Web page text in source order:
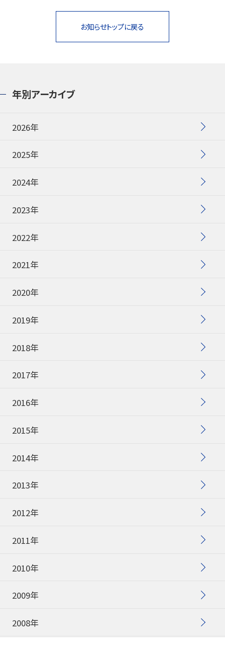
プレスリリース・新製品情報
パイロットのパーパス
採用情報
サポート
お問い合わせ
筆記具修理
使用説明書
お知らせトップに戻る
年別アーカイブ
2026年
2025年
2024年
2023年
2022年
2021年
2020年
2019年
2018年
2017年
2016年
2015年
2014年
2013年
2012年
2011年
2010年
2009年
2008年